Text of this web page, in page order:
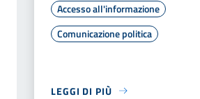
Accesso all'informazione
Comunicazione politica
LEGGI DI PIÙ